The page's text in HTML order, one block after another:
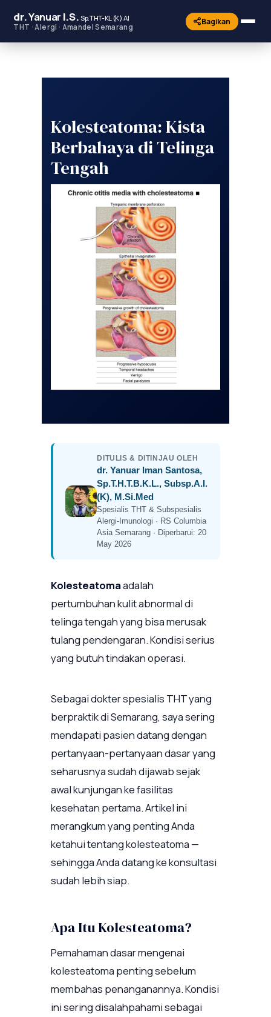
dr.Yanuar I.S.Sp.THT-KL (K) AI
THT · Alergi · Amandel Semarang
Bagikan
Kolesteatoma: Kista
Berbahaya di Telinga
Tengah
DITULIS & DITINJAU OLEH
dr. Yanuar Iman Santosa,
Sp.T.H.T.B.K.L., Subsp.A.I.
(K), M.Si.Med
Spesialis THT & Subspesialis
Alergi-Imunologi · RS Columbia
Asia Semarang · Diperbarui: 20
May 2026
Kolesteatomaadalah
pertumbuhan kulit abnormal di
telinga tengah yang bisa merusak
tulang pendengaran. Kondisi serius
yang butuh tindakan operasi.
Sebagai dokter spesialis THT yang
berpraktik di Semarang, saya sering
mendapati pasien datang dengan
pertanyaan-pertanyaan dasar yang
seharusnya sudah dijawab sejak
awal kunjungan ke fasilitas
kesehatan pertama. Artikel ini
merangkum yang penting Anda
ketahui tentang kolesteatoma —
sehingga Anda datang ke konsultasi
sudah lebih siap.
Apa Itu Kolesteatoma?
Pemahaman dasar mengenai
kolesteatoma penting sebelum
membahas penanganannya. Kondisi
ini sering disalahpahami sebagai